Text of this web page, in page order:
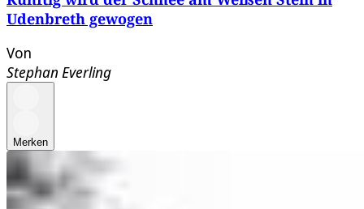
Udenbreth gewogen
Von
Stephan Everling
Merken